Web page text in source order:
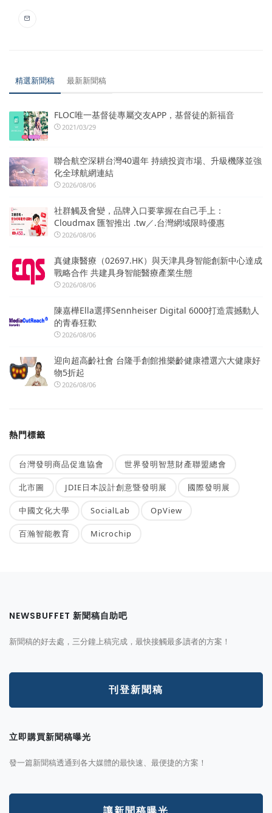
精選新聞稿 最新新聞稿
FLOC唯一基督徒專屬交友APP，基督徒的新福音
2021/03/29
聯合航空深耕台灣40週年 持續投資市場、升級機隊並強
化全球航網連結
2026/08/06
社群觸及會變，品牌入口要掌握在自己手上：
Cloudmax 匯智推出 .tw／.台灣網域限時優惠
2026/08/06
真健康醫療（02697.HK）與天津具身智能創新中心達成
戰略合作 共建具身智能醫療產業生態
2026/08/06
陳嘉樺Ella選擇Sennheiser Digital 6000打造震撼動人
的青春狂歡
2026/08/06
迎向超高齡社會 台隆手創館推樂齡健康禮選六大健康好
物5折起
2026/08/06
熱門標籤
台灣發明商品促進協會 世界發明智慧財產聯盟總會
北市圖 JDIE日本設計創意暨發明展 國際發明展
中國文化大學 SocialLab OpView
百瀚智能教育 Microchip
NEWSBUFFET 新聞稿自助吧
新聞稿的好去處，三分鐘上稿完成，最快接觸最多讀者的方案！
刊登新聞稿
立即購買新聞稿曝光
發一篇新聞稿透通到各大媒體的最快速、最便捷的方案！